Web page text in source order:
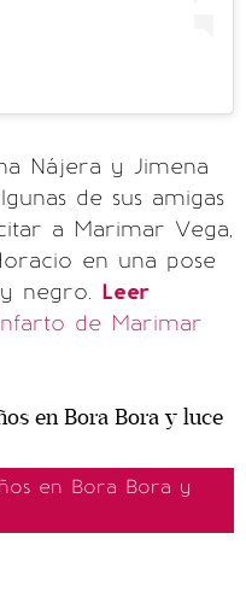
Nájera y Jimena
de sus amigas
a Marimar Vega,
en una pose
negro. Leer
de Marimar
en Bora Bora y